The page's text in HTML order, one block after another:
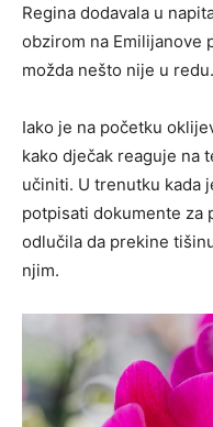
Regina dodavala u
obzirom na Emilijanove
možda nešto nije u redu.
Iako je na početku
kako dječak reaguje na
učiniti. U trenutku kada
potpisati dokumente za
odlučila da prekine
njim.